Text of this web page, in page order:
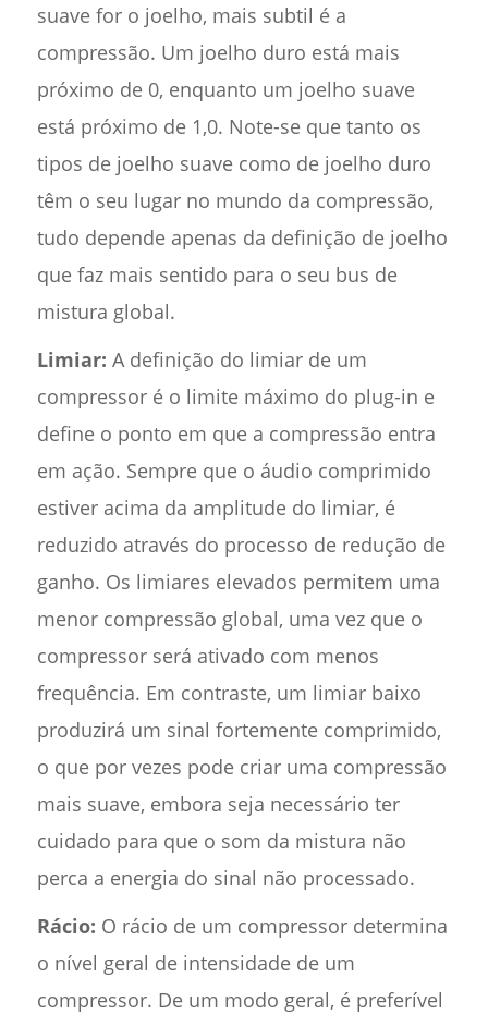
suave for o joelho, mais subtil é a
compressão. Um joelho duro está mais
próximo de 0, enquanto um joelho suave
está próximo de 1,0. Note-se que tanto os
tipos de joelho suave como de joelho duro
têm o seu lugar no mundo da compressão,
tudo depende apenas da definição de joelho
que faz mais sentido para o seu bus de
mistura global.
Limiar: A definição do limiar de um
compressor é o limite máximo do plug-in e
define o ponto em que a compressão entra
em ação. Sempre que o áudio comprimido
estiver acima da amplitude do limiar, é
reduzido através do processo de redução de
ganho. Os limiares elevados permitem uma
menor compressão global, uma vez que o
compressor será ativado com menos
frequência. Em contraste, um limiar baixo
produzirá um sinal fortemente comprimido,
o que por vezes pode criar uma compressão
mais suave, embora seja necessário ter
cuidado para que o som da mistura não
perca a energia do sinal não processado.
Rácio: O rácio de um compressor determina
o nível geral de intensidade de um
compressor. De um modo geral, é preferível